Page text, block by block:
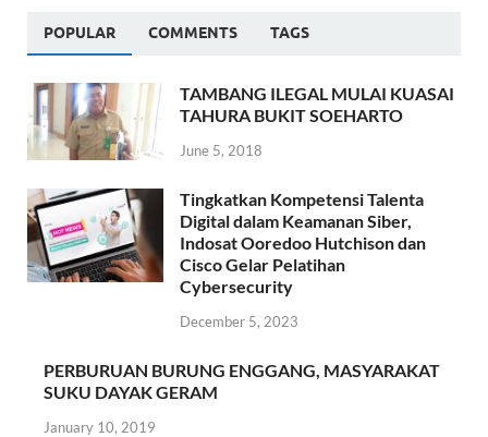
POPULAR COMMENTS TAGS
TAMBANG ILEGAL MULAI KUASAI
TAHURA BUKIT SOEHARTO
June 5, 2018
Tingkatkan Kompetensi Talenta
Digital dalam Keamanan Siber,
Indosat Ooredoo Hutchison dan
Cisco Gelar Pelatihan
Cybersecurity
December 5, 2023
PERBURUAN BURUNG ENGGANG, MASYARAKAT
SUKU DAYAK GERAM
January 10, 2019